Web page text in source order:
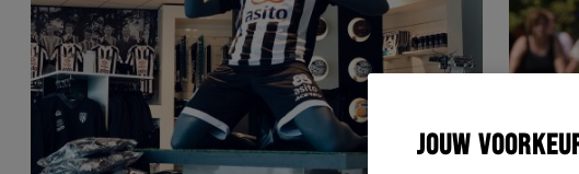
JOUW